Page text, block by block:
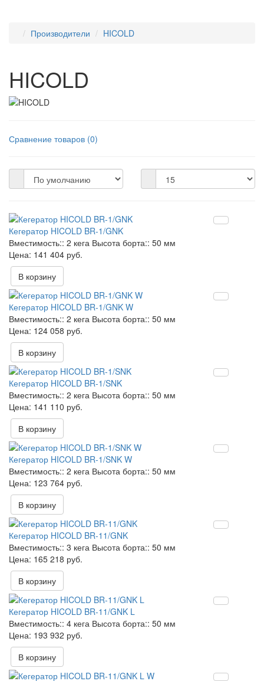
Производители HICOLD
HICOLD
Сравнение товаров (0)
Кегератор HICOLD BR-1/GNK
Вместимость:: 2 кега Высота борта:: 50 мм
141 404 руб.
В корзину
Кегератор HICOLD BR-1/GNK W
Вместимость:: 2 кега Высота борта:: 50 мм
124 058 руб.
В корзину
Кегератор HICOLD BR-1/SNK
Вместимость:: 2 кега Высота борта:: 50 мм
141 110 руб.
В корзину
Кегератор HICOLD BR-1/SNK W
Вместимость:: 2 кега Высота борта:: 50 мм
123 764 руб.
В корзину
Кегератор HICOLD BR-11/GNK
Вместимость:: 3 кега Высота борта:: 50 мм
165 218 руб.
В корзину
Кегератор HICOLD BR-11/GNK L
Вместимость:: 4 кега Высота борта:: 50 мм
193 932 руб.
В корзину